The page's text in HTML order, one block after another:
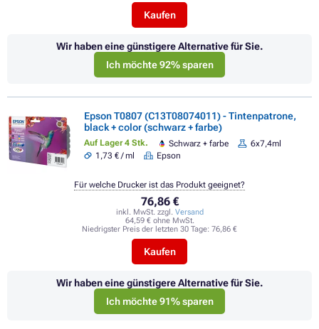
Kaufen
Wir haben eine günstigere Alternative für Sie.
Ich möchte 92% sparen
Epson T0807 (C13T08074011) - Tintenpatrone,
black + color (schwarz + farbe)
Auf Lager 4 Stk. Schwarz + farbe
6x7,4ml
1,73 € / ml
Epson
76,86 €
inkl. MwSt. zzgl. Versand
64,59 € ohne MwSt.
Niedrigster Preis der letzten 30 Tage: 76,86 €
Kaufen
Für welche Drucker ist das Produkt geeignet?
Wir haben eine günstigere Alternative für Sie.
Ich möchte 91% sparen